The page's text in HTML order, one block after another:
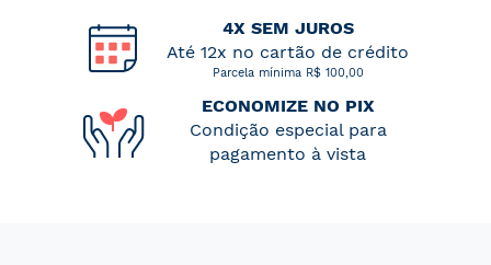
4X SEM JUROS
Até 12x no cartão de crédito
Parcela mínima R$ 100,00
ECONOMIZE NO PIX
Condição especial para
pagamento à vista